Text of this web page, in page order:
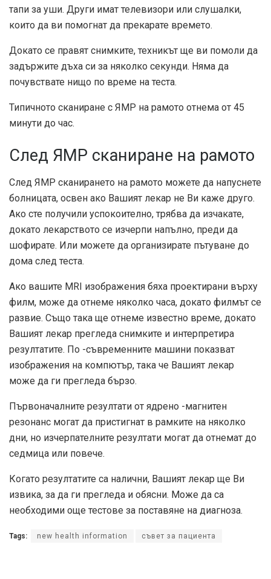
тапи за уши. Други имат телевизори или слушалки,
които да ви помогнат да прекарате времето.
Докато се правят снимките, техникът ще ви помоли да
задържите дъха си за няколко секунди. Няма да
почувствате нищо по време на теста.
Типичното сканиране с ЯМР на рамото отнема от 45
минути до час.
След ЯМР сканиране на рамото
След ЯМР сканирането на рамото можете да напуснете
болницата, освен ако Вашият лекар не Ви каже друго.
Ако сте получили успокоително, трябва да изчакате,
докато лекарството се изчерпи напълно, преди да
шофирате. Или можете да организирате пътуване до
дома след теста.
Ако вашите MRI изображения бяха проектирани върху
филм, може да отнеме няколко часа, докато филмът се
развие. Също така ще отнеме известно време, докато
Вашият лекар прегледа снимките и интерпретира
резултатите. По -съвременните машини показват
изображения на компютър, така че Вашият лекар
може да ги прегледа бързо.
Първоначалните резултати от ядрено -магнитен
резонанс могат да пристигнат в рамките на няколко
дни, но изчерпателните резултати могат да отнемат до
седмица или повече.
Когато резултатите са налични, Вашият лекар ще Ви
извика, за да ги прегледа и обясни. Може да са
необходими още тестове за поставяне на диагноза.
Tags: new health information съвет за пациента